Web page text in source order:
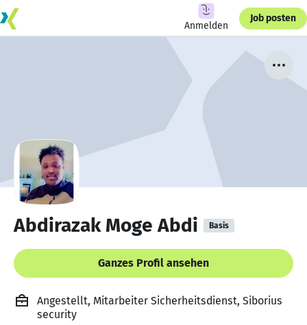
Anmelden
Job posten
Abdirazak Moge Abdi Basis
Ganzes Profil ansehen
Angestellt, Mitarbeiter Sicherheitsdienst, Siborius
security